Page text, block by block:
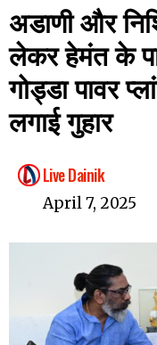
अडाणी और
लेकर हेमंत के
गोड्डा पावर
लगाई गुहार
Live Dainik
April 7, 2025